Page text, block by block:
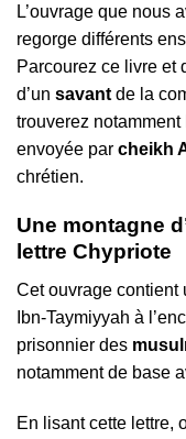
L’ouvrage que nous
regorge différents
Parcourez ce livre et
d’un savant de la
trouverez notamment
envoyée par cheikh
chrétien.
Une montagne
lettre Chypriote
Cet ouvrage contient
Ibn-Taymiyyah à
prisonnier des
notamment de base
En lisant cette lettre,